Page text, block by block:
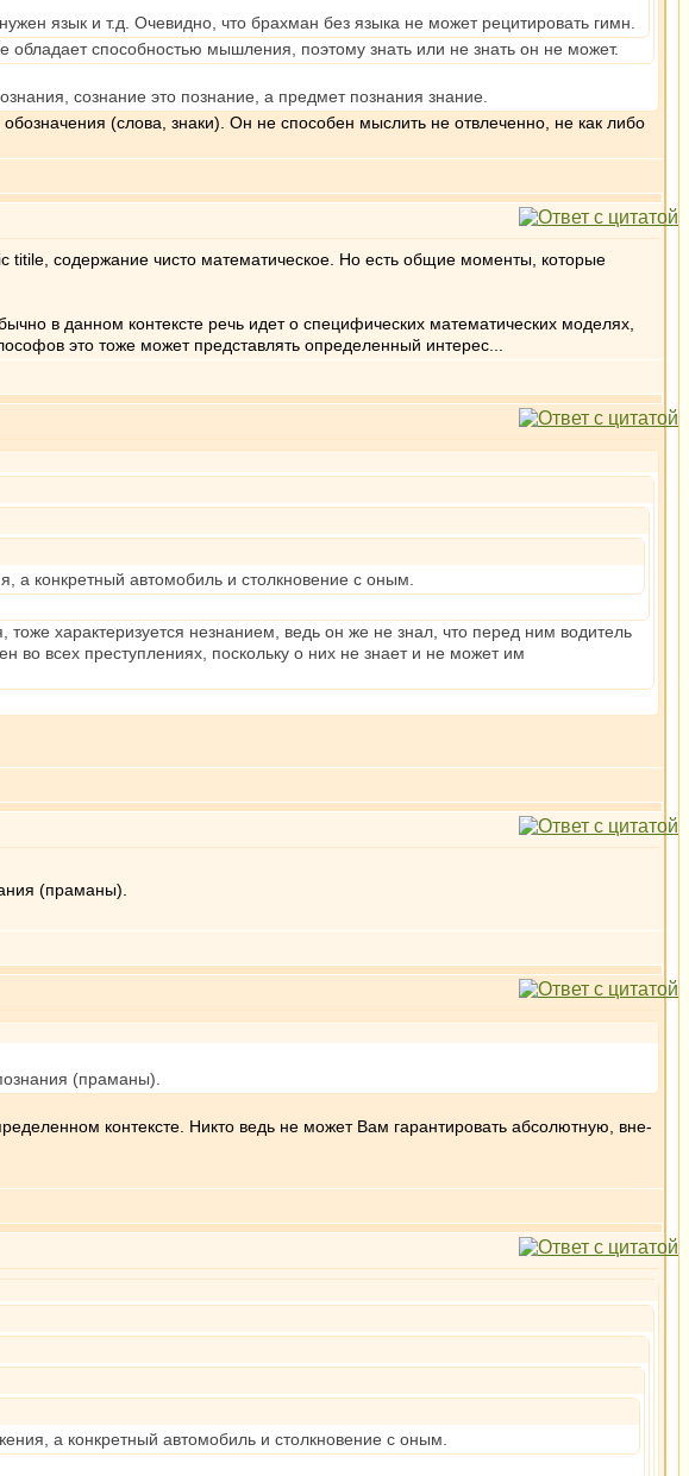
язык и т.д. Очевидно, что брахман без языка не может рецитировать гимн.
способностью мышления, поэтому знать или не знать он не может.
сознание это познание, а предмет познания знание.
(слова, знаки). Он не способен мыслить не отвлеченно, не как либо
содержание чисто математическое. Но есть общие моменты, которые
в данном контексте речь идет о специфических математических моделях,
это тоже может представлять определенный интерес...
а конкретный автомобиль и столкновение с оным.
характеризуется незнанием, ведь он же не знал, что перед ним водитель
во всех преступлениях, поскольку о них не знает и не может им
(праманы).
(праманы).
контексте. Никто ведь не может Вам гарантировать абсолютную, вне-
а конкретный автомобиль и столкновение с оным.